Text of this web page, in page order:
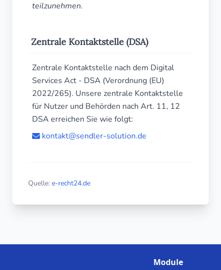
teilzunehmen.
Zentrale Kontaktstelle (DSA)
Zentrale Kontaktstelle nach dem Digital
Services Act - DSA (Verordnung (EU)
2022/265). Unsere zentrale Kontaktstelle
für Nutzer und Behörden nach Art. 11, 12
DSA erreichen Sie wie folgt:
kontakt@sendler-solution.de
Quelle: e-recht24.de
Module